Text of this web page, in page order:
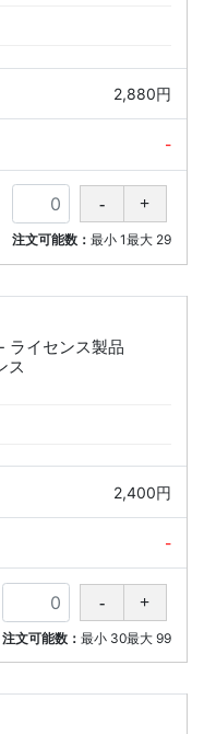
2,880円
-
注文可能数： 最小 1最大 29
ライセンス製品
ス
2,400円
-
注文可能数： 最小 30最大 99